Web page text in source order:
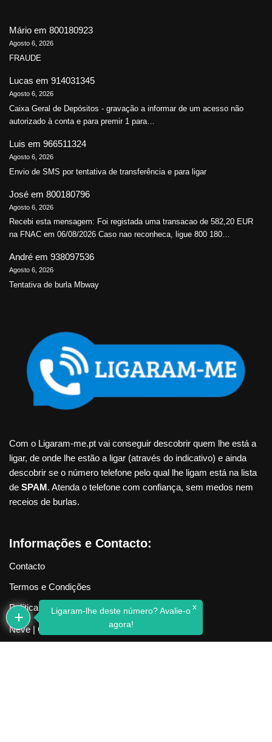
Mário em 800180923
Agosto 6, 2026
FRAUDE
Lucas em 914031345
Agosto 6, 2026
Caixa Geral de Depósitos - gravação a informar de um acesso não
autorizado à conta e para premir 1 para…
Luis em 966511324
Agosto 6, 2026
Envio de SMS por tentativa de transferência e para ligar
José em 800180796
Agosto 6, 2026
Recebi esta mensagem: Foi registada uma transacao de 582,20 EUR
na FNAC em 06/08/2026 Caso nao reconheca, ligue 800 180…
André em 938097536
Agosto 6, 2026
Tentativa de burla Mbway
Com o Ligaram-me.pt vai conseguir descobrir quem lhe está a
ligar, de onde lhe estão a ligar (através do indicativo) e ainda
descobrir se o número telefone pelo qual lhe ligam está na lista
de SPAM. Atenda o telefone com confiança, sem medos nem
receios de burlas.
Informações e Contacto:
Contacto
Termos e Condições
Política de Privacidade
Neve| Criado com WordPress
Ligaram-lhe deste número? Avalie-o
agora!
x